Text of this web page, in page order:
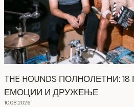
THE HOUNDS ПОЛНОЛЕТНИ:
ЕМОЦИИ И ДРУЖЕЊЕ
10.08.2026